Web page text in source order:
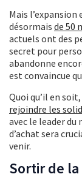
Mais
désormais de 50
actuels ont des
secret pour
abandonne
est convaincue
Quoi qu’il en
rejoindre les
avec le leader du
d’achat sera
venir.
Sortir de